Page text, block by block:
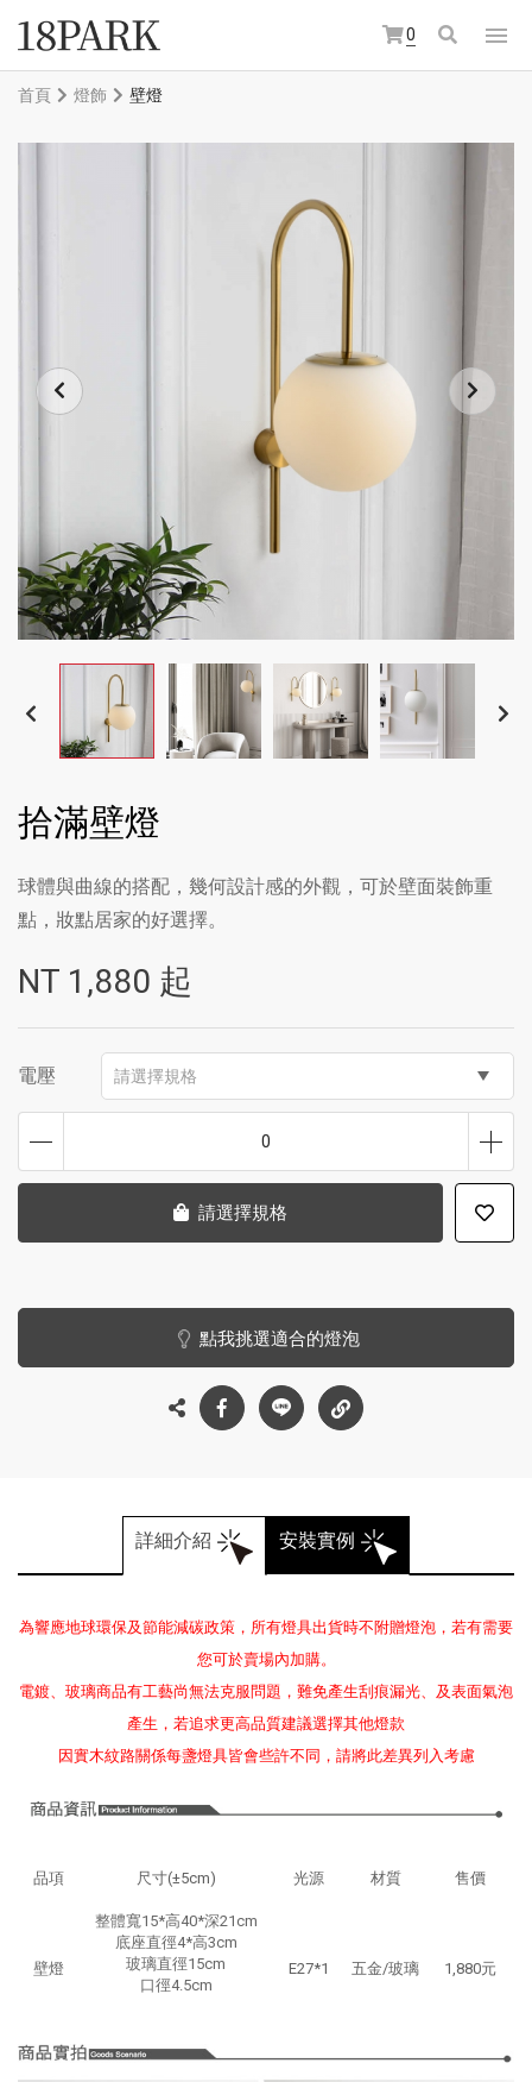
0
首頁 燈飾 壁燈
拾滿壁燈
球體與曲線的搭配，幾何設計感的外觀，可於壁面裝飾重
點，妝點居家的好選擇。
NT 1,880 起
電壓 請選擇規格
0
請選擇規格
點我挑選適合的燈泡
詳細介紹 安裝實例
為響應地球環保及節能減碳政策，所有燈具出貨時不附贈燈泡，若有需要
您可於賣場內加購。
電鍍、玻璃商品有工藝尚無法克服問題，難免產生刮痕漏光、及表面氣泡
產生，若追求更高品質建議選擇其他燈款
因實木紋路關係每盞燈具皆會些許不同，請將此差異列入考慮
品項 尺寸(±5cm) 光源 材質 售價
壁燈
整體寬15*高40*深21cm
底座直徑4*高3cm
玻璃直徑15cm
口徑4.5cm
E27*1 五金/玻璃 1,880元